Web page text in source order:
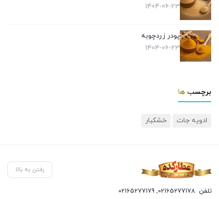
1404-06-23
پودر زردچوبه
1404-06-23
برچسب ها
ادویه جات خشکبار
رفتن به بالا
تلفن 02165277178
,
02165277179